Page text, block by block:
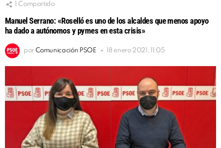
Compartido
Manuel Serrano: «Roselló es uno de los alcaldes que menos apoyo
ha dado a autónomos y pymes en esta crisis»
por Comunicación PSOE 18 enero 2021, 11:05